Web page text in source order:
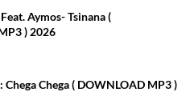
Aymos- Tsinana (
) 2026
Chega Chega ( DOWNLOAD MP3 )